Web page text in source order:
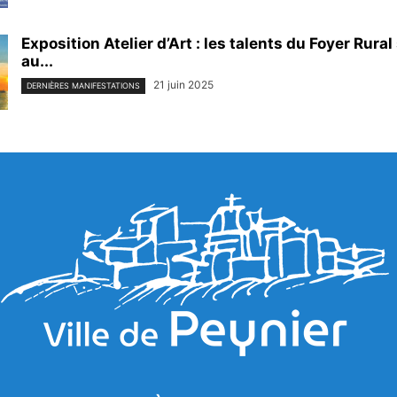
Exposition Atelier d’Art : les talents du Foyer Rural
au...
DERNIÈRES MANIFESTATIONS 21 juin 2025